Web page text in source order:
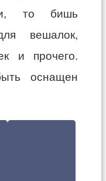
то бишь
вешалок,
и прочего.
оснащен